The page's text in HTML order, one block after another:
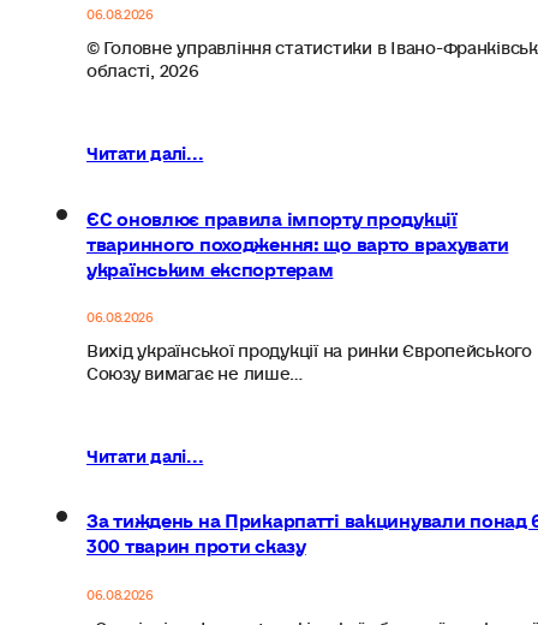
06.08.2026
© Головне управління статистики в Івано-
області, 2026
Читати далі...
ЄС оновлює правила імпорту продукції
тваринного походження: що варто врахувати
українським експортерам
06.08.2026
Вихід української продукції на ринки Європейського
Союзу вимагає не лише…
Читати далі...
За тиждень на Прикарпатті вакцинували понад
300 тварин проти сказу
06.08.2026